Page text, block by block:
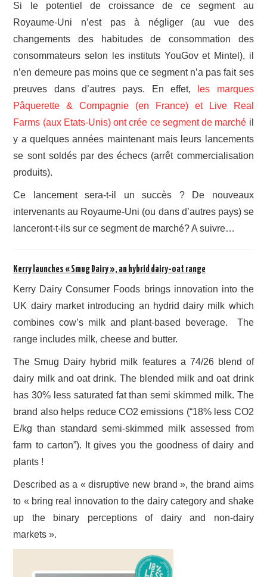
Si le potentiel de croissance de ce segment au
Royaume-Uni n’est pas à négliger (au vue des
changements des habitudes de consommation des
consommateurs selon les instituts YouGov et Mintel), il
n’en demeure pas moins que ce segment n’a pas fait ses
preuves dans d’autres pays. En effet,
les marques
Pâquerette & Compagnie (en France) et Live Real
Farms (aux Etats-Unis) ont crée ce segment de marché il
y a quelques années maintenant mais leurs lancements
se sont soldés par des échecs (arrêt commercialisation
produits).
Ce lancement sera-t-il un succès ? De nouveaux
intervenants au Royaume-Uni (ou dans d’autres pays) se
lanceront-t-ils sur ce segment de marché? A suivre…
Kerry launches « Smug Dairy », an hybrid dairy-oat range
Kerry Dairy Consumer Foods brings innovation into the
UK dairy market introducing an hydrid dairy milk which
combines cow’s milk and plant-based beverage. The
range includes milk, cheese and butter.
The Smug Dairy hybrid milk features a 74/26 blend of
dairy milk and oat drink. The blended milk and oat drink
has 30% less saturated fat than semi skimmed milk. The
brand also helps reduce CO2 emissions (“18% less CO2
E/kg than standard semi-skimmed milk assessed from
farm to carton”). It gives you the goodness of dairy and
plants !
Described as a « disruptive new brand », the brand aims
to « bring real innovation to the dairy category and shake
up the binary perceptions of dairy and non-dairy
markets ».